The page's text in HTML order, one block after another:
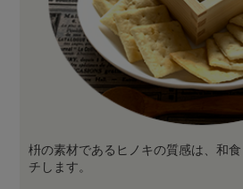
枡の素材であるヒノキの質感は、和
チします。